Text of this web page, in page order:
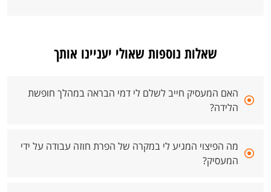
שאלות נוספות שאולי יעניינו אותך
האם המעסיק חייב לשלם לי דמי הבראה במהלך חופשת
הלידה?
מה הפיצוי המגיע לי במקרה של הפרת חוזה עבודה על ידי
המעסיק?